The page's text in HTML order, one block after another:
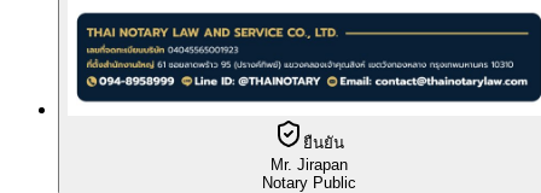
ยืนยัน
Mr. Jirapan
Notary Public